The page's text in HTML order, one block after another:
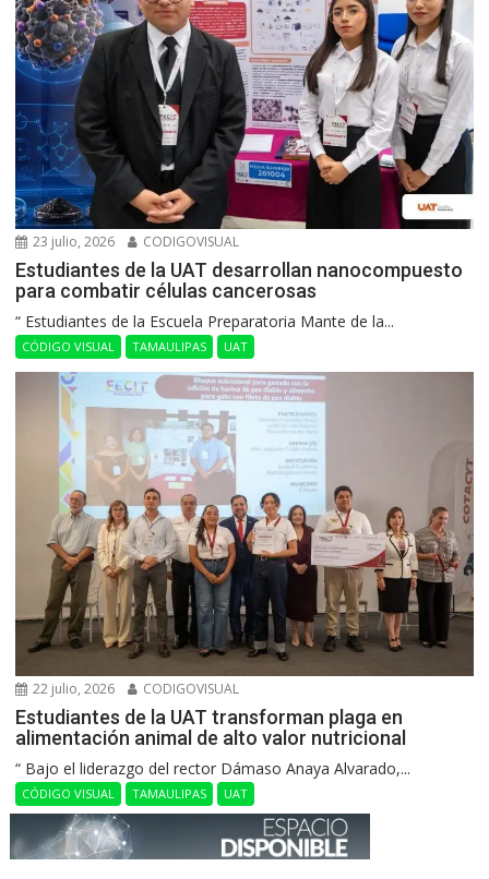
23 julio, 2026 CODIGOVISUAL
Estudiantes de la UAT desarrollan nanocompuesto
para combatir células cancerosas
“ Estudiantes de la Escuela Preparatoria Mante de la...
CÓDIGO VISUAL TAMAULIPAS UAT
22 julio, 2026 CODIGOVISUAL
Estudiantes de la UAT transforman plaga en
alimentación animal de alto valor nutricional
“ Bajo el liderazgo del rector Dámaso Anaya Alvarado,...
CÓDIGO VISUAL TAMAULIPAS UAT